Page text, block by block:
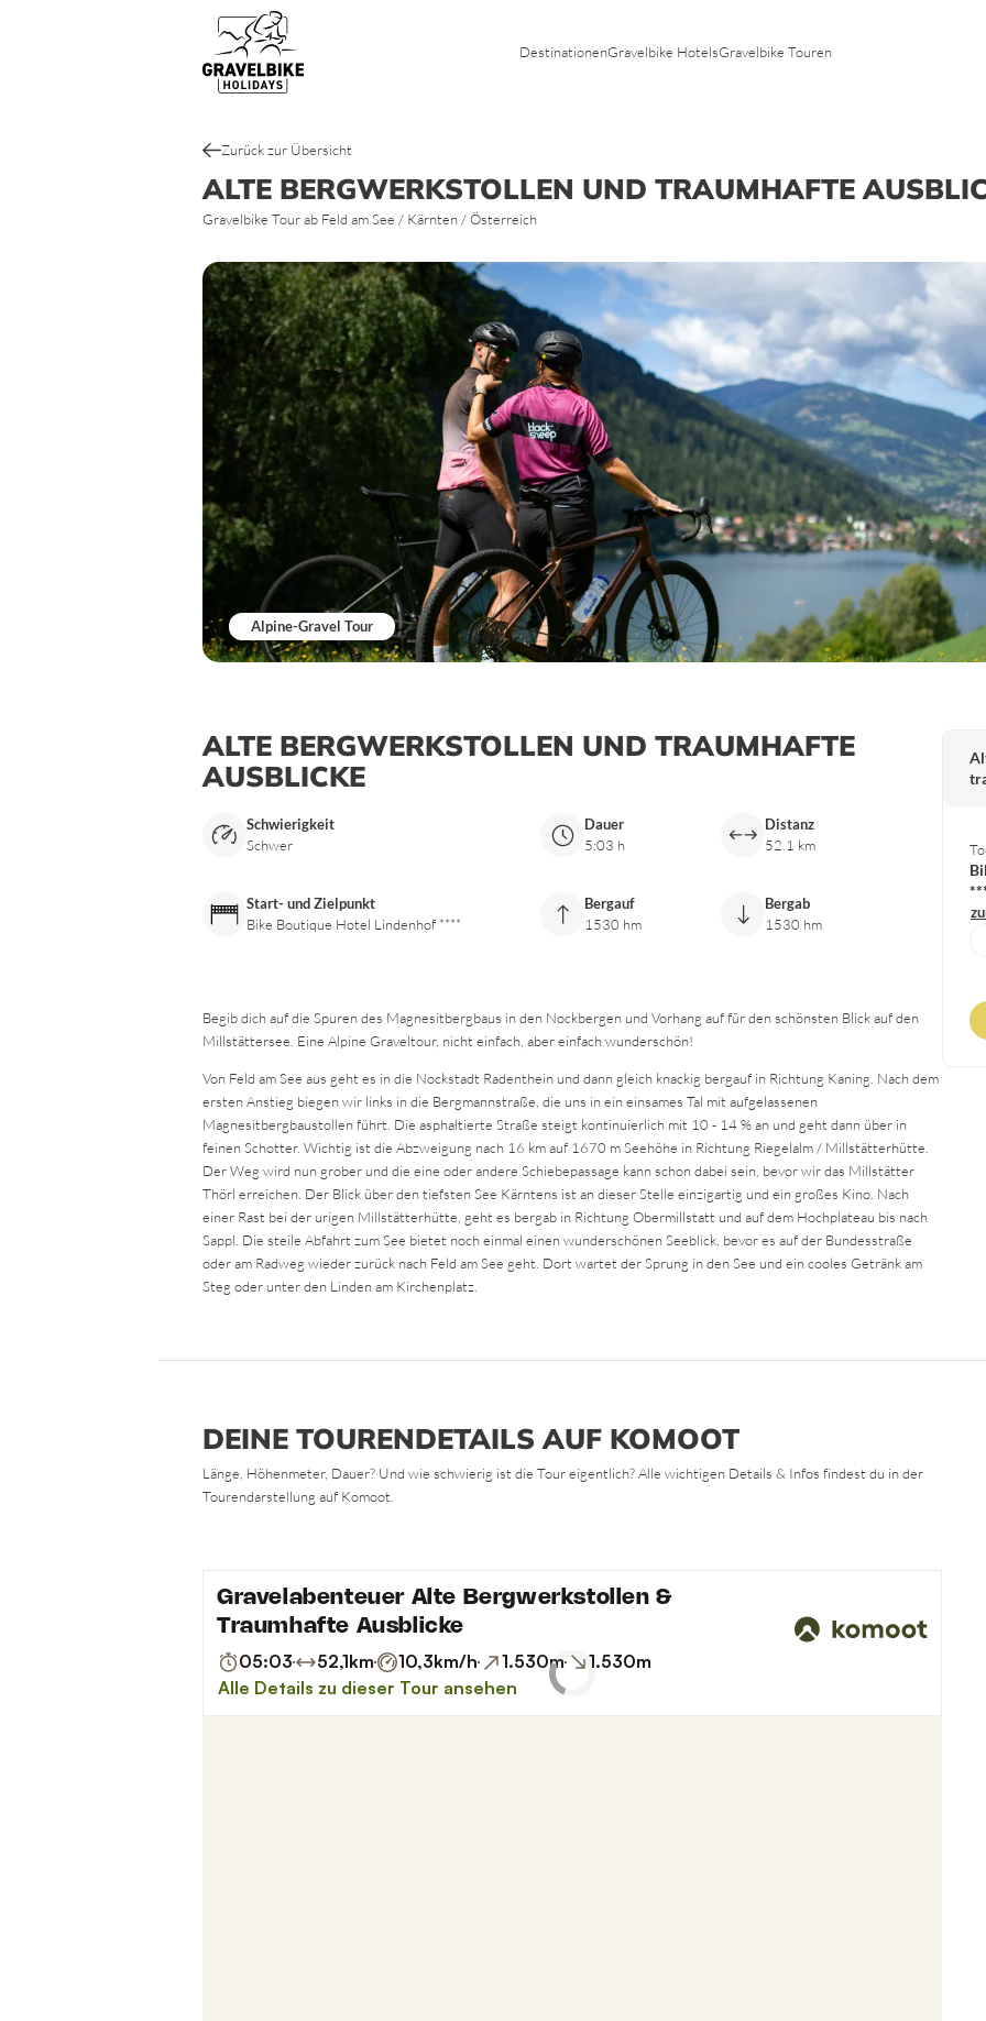
DestinationenGravelbike HotelsGravelbike Touren
Gravelbike Touren
Top Gravel Bike Routen & Strecken
Zurück zur Übersicht
ALTE BERGWERKSTOLLEN UND TRAUMHAFTE
Gravelbike Tour ab Feld am See / Kärnten / Österreich
Alpine-Gravel Tour
ALTE BERGWERKSTOLLEN UND TRAUMHAFTE
AUSBLICKE
Schwierigkeit
Schwer
Dauer
5:03 h
Distanz
52.1 km
Start- und Zielpunkt
Bike Boutique Hotel Lindenhof ****
Bergauf
1530 hm
Bergab
1530 hm
Begib dich auf die Spuren des Magnesitbergbaus in den Nockbergen und Vorhang auf für den schönsten Blick auf den
Millstättersee. Eine Alpine Graveltour, nicht einfach, aber einfach wunderschön!
Von Feld am See aus geht es in die Nockstadt Radenthein und dann gleich knackig bergauf in Richtung Kaning. Nach dem
ersten Anstieg biegen wir links in die Bergmannstraße, die uns in ein einsames Tal mit aufgelassenen
Magnesitbergbaustollen führt. Die asphaltierte Straße steigt kontinuierlich mit 10 - 14 % an und geht dann über in
feinen Schotter. Wichtig ist die Abzweigung nach 16 km auf 1670 m Seehöhe in Richtung Riegelalm / Millstätterhütte.
Der Weg wird nun grober und die eine oder andere Schiebepassage kann schon dabei sein, bevor wir das Millstätter
Thörl erreichen. Der Blick über den tiefsten See Kärntens ist an dieser Stelle einzigartig und ein großes Kino. Nach
einer Rast bei der urigen Millstätterhütte, geht es bergab in Richtung Obermillstatt und auf dem Hochplateau bis nach
Sappl. Die steile Abfahrt zum See bietet noch einmal einen wunderschönen Seeblick, bevor es auf der Bundesstraße
oder am Radweg wieder zurück nach Feld am See geht. Dort wartet der Sprung in den See und ein cooles Getränk am
Steg oder unter den Linden am Kirchenplatz.
DEINE TOURENDETAILS AUF KOMOOT
Länge, Höhenmeter, Dauer? Und wie schwierig ist die Tour eigentlich? Alle wichtigen Details & Infos findest du in der
Tourendarstellung auf Komoot.